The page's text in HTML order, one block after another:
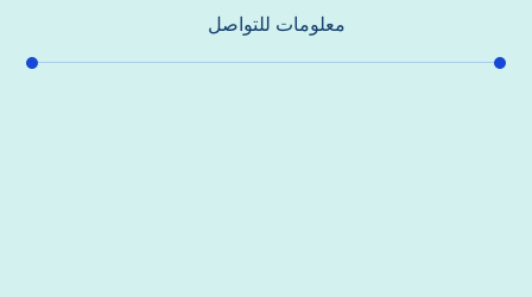
معلومات للتواصل